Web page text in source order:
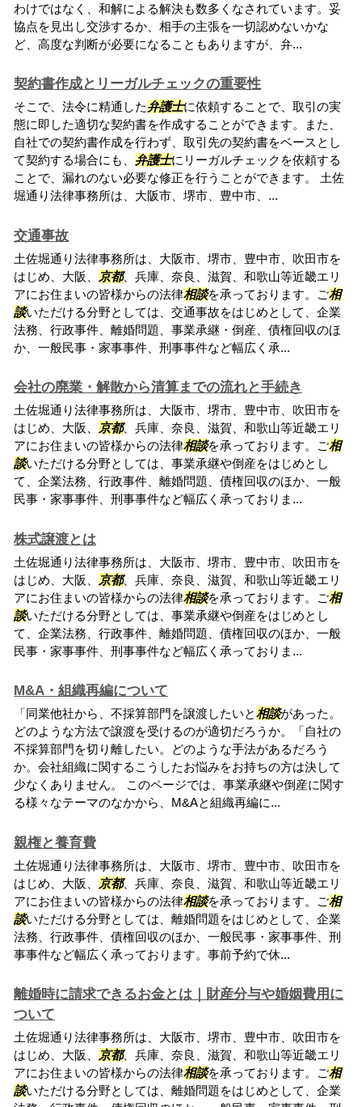
わけではなく、和解による解決も数多くなされています。妥
協点を見出し交渉するか、相手の主張を一切認めないかな
ど、高度な判断が必要になることもありますが、弁...
契約書作成とリーガルチェックの重要性
そこで、法令に精通した弁護士に依頼することで、取引の実
態に即した適切な契約書を作成することができます。また、
自社での契約書作成を行わず、取引先の契約書をベースとし
て契約する場合にも、 弁護士にリーガルチェックを依頼する
ことで、漏れのない必要な修正を行うことができます。 土佐
堀通り法律事務所は、大阪市、堺市、豊中市、...
交通事故
土佐堀通り法律事務所は、大阪市、堺市、豊中市、吹田市を
はじめ、大阪、
京都、兵庫、奈良、滋賀、和歌山等近畿エリ
アにお住まいの皆様からの法律相談を承っております。ご相
談いただける分野としては、交通事故をはじめとして、企業
法務、行政事件、離婚問題、事業承継・倒産、債権回収のほ
か、一般民事・家事事件、刑事事件など幅広く承...
会社の廃業・解散から清算までの流れと手続き
土佐堀通り法律事務所は、大阪市、堺市、豊中市、吹田市を
はじめ、大阪、
京都、兵庫、奈良、滋賀、和歌山等近畿エリ
アにお住まいの皆様からの法律相談を承っております。ご相
談いただける分野としては、事業承継や倒産をはじめとし
て、企業法務、行政事件、離婚問題、債権回収のほか、一般
民事・家事事件、刑事事件など幅広く承っておりま...
株式譲渡とは
土佐堀通り法律事務所は、大阪市、堺市、豊中市、吹田市を
はじめ、大阪、
京都、兵庫、奈良、滋賀、和歌山等近畿エリ
アにお住まいの皆様からの法律相談を承っております。ご相
談いただける分野としては、事業承継や倒産をはじめとし
て、企業法務、行政事件、離婚問題、債権回収のほか、一般
民事・家事事件、刑事事件など幅広く承っておりま...
M&A・組織再編について
「同業他社から、不採算部門を譲渡したいと相談があった。
どのような方法で譲渡を受けるのが適切だろうか。「自社の
不採算部門を切り離したい。どのような手法があるだろう
か。会社組織に関するこうしたお悩みをお持ちの方は決して
少なくありません。 このページでは、事業承継や倒産に関す
る様々なテーマのなかから、M&Aと組織再編に...
親権と養育費
土佐堀通り法律事務所は、大阪市、堺市、豊中市、吹田市を
はじめ、大阪、
京都、兵庫、奈良、滋賀、和歌山等近畿エリ
アにお住まいの皆様からの法律相談を承っております。ご相
談いただける分野としては、離婚問題をはじめとして、企業
法務、行政事件、債権回収のほか、一般民事・家事事件、刑
事事件など幅広く承っております。事前予約で休...
離婚時に請求できるお金とは｜財産分与や婚姻費用に
ついて
土佐堀通り法律事務所は、大阪市、堺市、豊中市、吹田市を
はじめ、大阪、
京都、兵庫、奈良、滋賀、和歌山等近畿エリ
アにお住まいの皆様からの法律相談を承っております。ご相
談いただける分野としては、離婚問題をはじめとして、企業